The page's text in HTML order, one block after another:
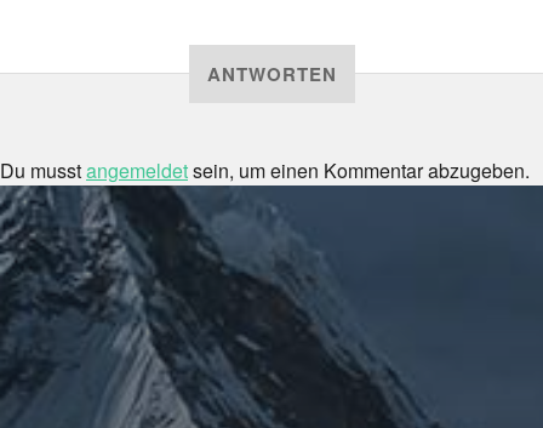
ANTWORTEN
Du musstangemeldetsein, um einen Kommentar abzugeben.